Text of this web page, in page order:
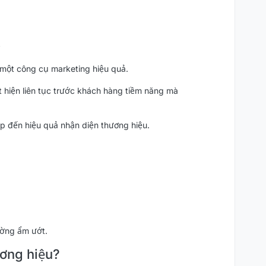
công cụ marketing hiệu quả.
liên tục trước khách hàng tiềm năng mà
đến hiệu quả nhận diện thương hiệu.
ẩm ướt.
hiệu?